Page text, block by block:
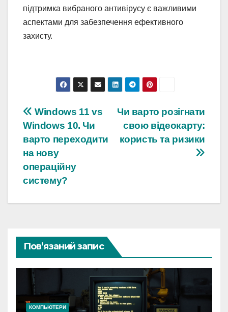
підтримка вибраного антивірусу є важливими
аспектами для забезпечення ефективного
захисту.
Навігація
записів
Чи варто розігнати
свою відеокарту:
користь та ризики
Windows 11 vs
Windows 10. Чи
варто переходити
на нову
операційну
систему?
Пов’язаний запис
КОМПЬЮТЕРИ